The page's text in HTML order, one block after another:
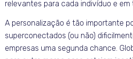
relevantes para cada indivíduo e em
A personalização é tão importante
superconectados (ou não)
empresas uma segunda chance.